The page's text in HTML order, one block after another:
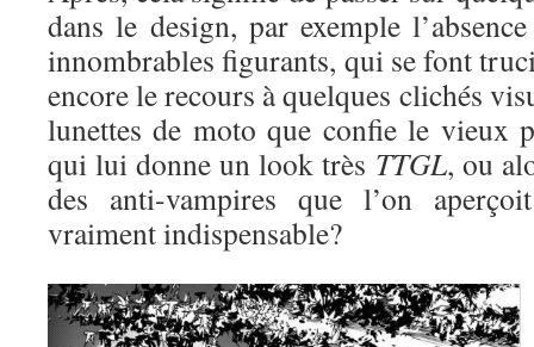
dans le design, par exemple
innombrables figurants, qui se font
encore le recours à quelques clichés
lunettes de moto que confie le vieux
qui lui donne un look très TTGL, ou
des anti-vampires que l’on
vraiment indispensable?